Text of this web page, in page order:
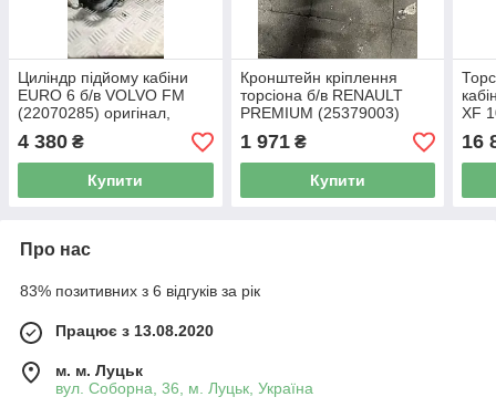
Циліндр підйому кабіни
EURO 6 б/в VOLVO FM
(22070285) оригінал,
150х150х600 мм
4 380 ₴
Купити
Кронштейн кріплення
торсіона б/в RENAULT
PREMIUM (25379003)
оригінал, 200х100х330 мм
1 971₴
Купити
XF
16
Про нас
83% позитивних з 6 відгуків за рік
Працює з 13.08.2020
м. м. Луцьк
вул. Соборна, 36, м. Луцьк, Україна